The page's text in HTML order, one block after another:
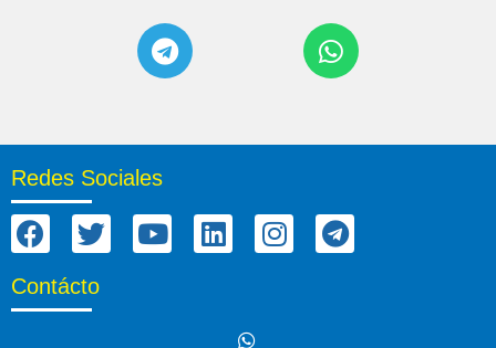
Redes Sociales
Contácto